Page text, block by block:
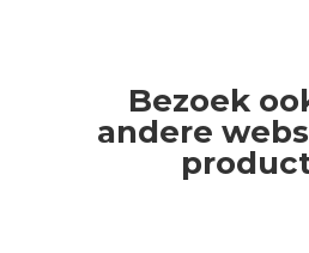
Bezoek
andere